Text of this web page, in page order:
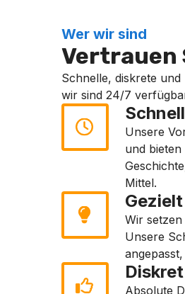
Wer wir sind
Vertrauen
Schnelle, diskrete
wir sind 24/7
Unsere
und
Mittel.
Wir
Unsere
Absolute